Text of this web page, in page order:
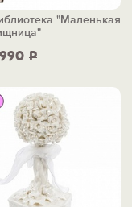
Р
"Маленькая